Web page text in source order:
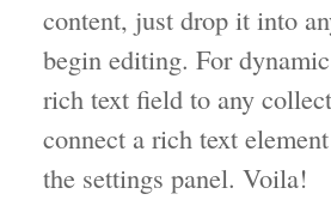
content, just drop it into
begin editing. For
rich text field to any
connect a rich text
the settings panel. Voila!